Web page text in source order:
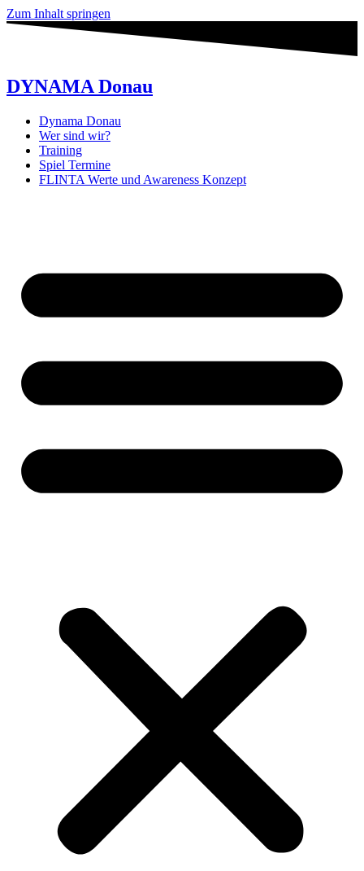
Zum Inhalt springen
DYNAMA Donau
Dynama Donau
Wer sind wir?
Training
Spiel Termine
FLINTA Werte und Awareness Konzept